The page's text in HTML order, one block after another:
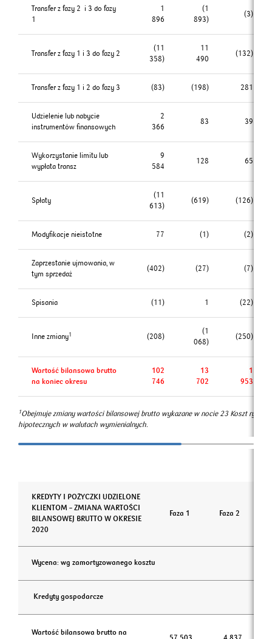
Transfer z fazy 2 i 3 do fazy
1
1
896
(1
893)
(3)
Transfer z fazy 1 i 3 do fazy 2
(11
358)
11
490
(132)
Transfer z fazy 1 i 2 do fazy 3 (83) (198) 281
Udzielenie lub nabycie
instrumentów finansowych
2
366
83 39
Wykorzystanie limitu lub
wypłata transz
9
584
128 65
Spłaty
(11
613)
(619) (126)
Modyfikacje nieistotne 77 (1) (2)
Zaprzestanie ujmowania, w
tym sprzedaż
(402) (27) (7)
Spisania (11) 1 (22)
Inne zmiany1 (208)
(1
068)
(250)
Wartość bilansowa brutto
na koniec okresu
102
746
13
702
1
953
1Obejmuje zmiany wartości bilansowej brutto wykazane w nocie 23 Koszt ryzyka
hipotecznych w walutach wymienialnych.
KREDYTY I POŻYCZKI UDZIELONE
KLIENTOM – ZMIANA WARTOŚCI
BILANSOWEJ BRUTTO W OKRESIE
2020
Faza 1 Faza 2
Wycena: wg zamortyzowanego kosztu
Kredyty gospodarcze
Wartość bilansowa brutto na